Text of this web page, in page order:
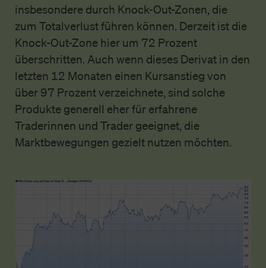
insbesondere durch Knock-Out-Zonen, die
zum Totalverlust führen können. Derzeit ist die
Knock-Out-Zone hier um 72 Prozent
überschritten. Auch wenn dieses Derivat in den
letzten 12 Monaten einen Kursanstieg von
über 97 Prozent verzeichnete, sind solche
Produkte generell eher für erfahrene
Traderinnen und Trader geeignet, die
Marktbewegungen gezielt nutzen möchten.